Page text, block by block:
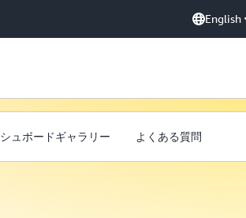
English
ュボードギャラリー よくある質問